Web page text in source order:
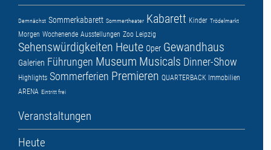
Demnächst Sommerkabarett Sommertheater Kabarett Kinder Trödelmarkt
Morgen Wochenende Ausstellungen Zoo Leipzig
Sehenswürdigkeiten Heute Oper Gewandhaus
Galerien Führungen Museum Musicals Dinner-Show
Highlights Sommerferien Premieren QUARTERBACK Immobilien
ARENA Eintritt frei
Veranstaltungen
Heute